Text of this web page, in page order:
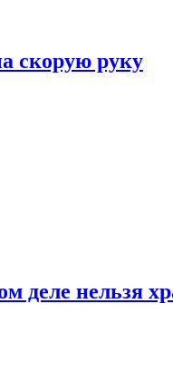
скорую руку
деле нельзя